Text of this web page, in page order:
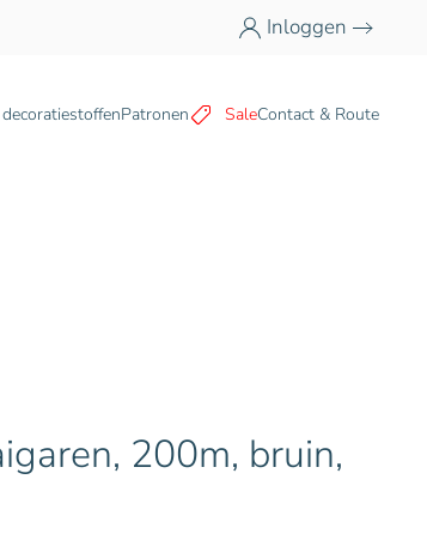
Inloggen
Patronen SaleContact & Route
200m, bruin,